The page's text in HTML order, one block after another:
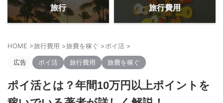
旅行 旅行費用
HOME >旅行費用 >旅費を稼ぐ >ポイ活 >
広告 ポイ活 旅行費用 旅費を稼ぐ
ポイ活とは？年間10万円以上ポイントを